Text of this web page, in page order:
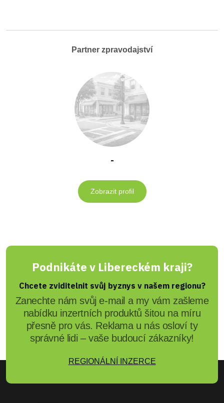
Partner zpravodajství
-
Zobrazit profil
Podnikáte v Libereckém kraji?
Chcete zviditelnit svůj byznys v našem regionu?
Zanechte nám svůj e-mail a my vám zašleme
nabídku inzertních produktů šitou na míru
přesně pro vás. Reklama u nás osloví ty
správné lidi – vaše budoucí zákazníky!
REGIONÁLNÍ INZERCE